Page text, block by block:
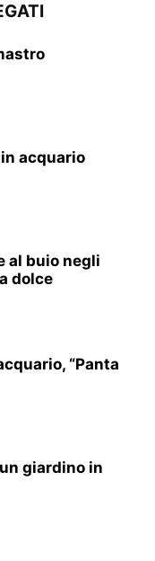
acquario
al buio negli
dolce
“Panta
giardino in